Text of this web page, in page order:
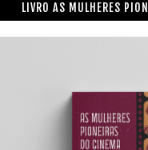
LIVRO AS MULHERES